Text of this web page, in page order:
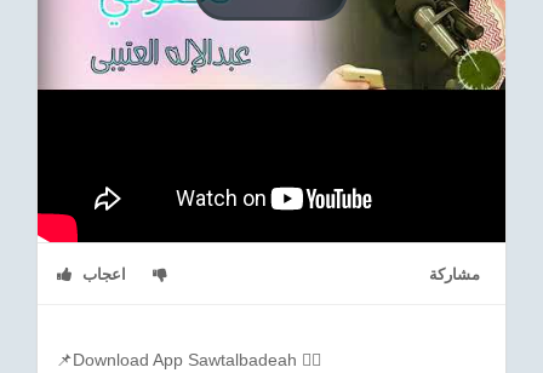
اعجاب مشاركة
📌Download App Sawtalbadeah 👇🏼